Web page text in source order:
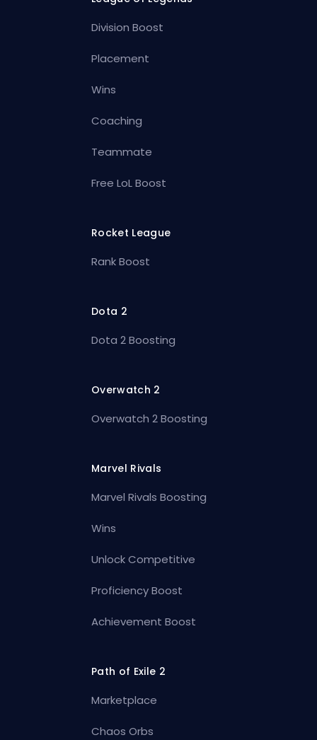
Division Boost
Placement
Wins
Coaching
Teammate
Free LoL Boost
Rocket League
Rank Boost
Dota 2
Dota 2 Boosting
Overwatch 2
Overwatch 2 Boosting
Marvel Rivals
Marvel Rivals Boosting
Wins
Unlock Competitive
Proficiency Boost
Achievement Boost
Path of Exile 2
Marketplace
Chaos Orbs